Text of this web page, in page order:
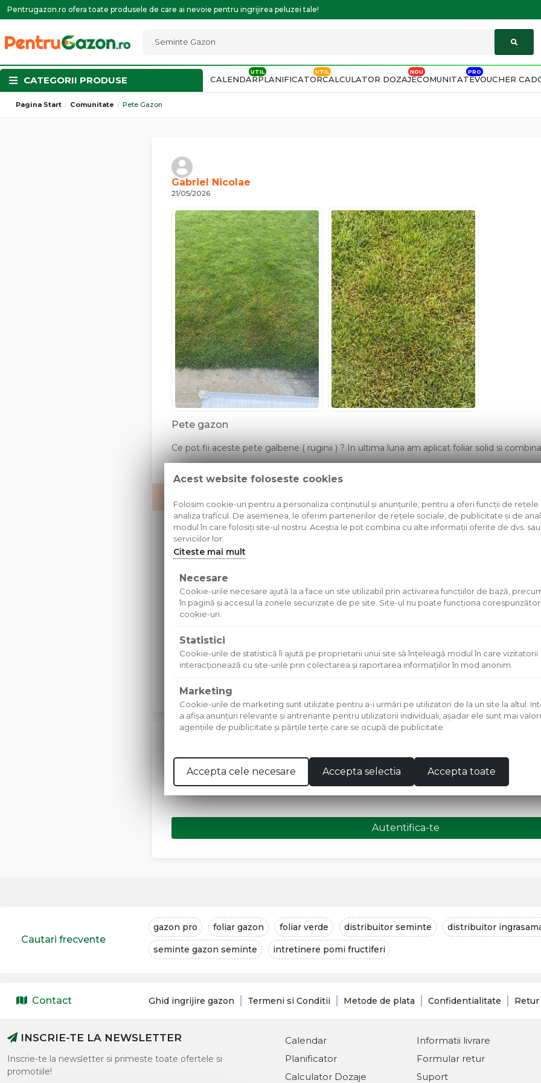
Pentrugazon.ro ofera toate produsele de care ai nevoie pentru ingrijirea peluzei tale!
CATEGORII PRODUSE CALENDARPLANIFICATORCALCULATOR DOZAJECOMUNITATEVOUCHER
Pagina Start Comunitate Pete Gazon
Gabriel Nicolae
21/05/2026
Pete gazon
Ce pot fii aceste pete galbene ( ruginii ) ? In ultima luna am aplicat foliar solid si
Tony
21/05/2026
recomanda o fitofarmacie de unde puteti face si achizitia , in amestec cu apa si stropiti
ploua minim 6 ore.
Boli in gazon si tratamente pentru gazon bolnav. Pythium, Mucegai in gazon, pete
gazon
Pentru a adauga comentarii sau intrebari la aceasta postare este nevoie sa te autentifici
Autentifica-te
Cautari frecvente
gazon pro foliar gazon foliar verde distribuitor seminte distribuitor
seminte gazon seminte intretinere pomi fructiferi
Contact Ghid ingrijire gazon Termeni si Conditii Metode de plata Confidentialitate Retur
INSCRIE-TE LA NEWSLETTER
Inscrie-te la newsletter si primeste toate ofertele si
promotiile!
Calendar
Planificator
Calculator Dozaje
Informatii livrare
Formular retur
Suport
Acest website foloseste cookies
Folosim cookie-uri pentru a personaliza conținutul și anunțurile, pentru a oferi funcții de rețele
analiza traficul. De asemenea, le oferim partenerilor de rețele sociale, de publicitate și de
modul în care folosiți site-ul nostru. Aceștia le pot combina cu alte informații oferite de dvs.
serviciilor lor.
Citeste mai mult
Necesare
Cookie-urile necesare ajută la a face un site utilizabil prin activarea funcţiilor de bază,
în pagină şi accesul la zonele securizate de pe site. Site-ul nu poate funcţiona
cookie-uri.
Statistici
Cookie-urile de statistică îi ajută pe proprietarii unui site să înţeleagă modul în care vizitatorii
interacţionează cu site-urile prin colectarea şi raportarea informaţiilor în mod anonim.
Marketing
Cookie-urile de marketing sunt utilizate pentru a-i urmări pe utilizatori de la un site la altul.
a afişa anunţuri relevante şi antrenante pentru utilizatorii individuali, aşadar ele sunt mai
agenţiile de puiblicitate şi părţile terţe care se ocupă de publicitate.
Accepta cele necesare Accepta selectia Accepta toate